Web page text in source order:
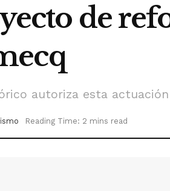
de
autoriza esta
Reading Time: 2 mins read